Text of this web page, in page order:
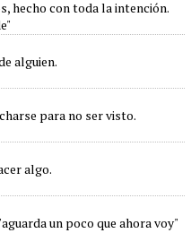
hecho con toda la intención.
alguien.
para no ser visto.
algo.
un poco que ahora voy"